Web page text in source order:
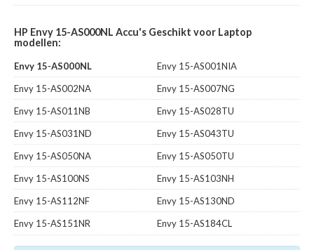
HP Envy 15-AS000NL Accu's Geschikt voor Laptop
modellen:
Envy 15-AS000NL
Envy 15-AS001NIA
Envy 15-AS002NA
Envy 15-AS007NG
Envy 15-AS011NB
Envy 15-AS028TU
Envy 15-AS031ND
Envy 15-AS043TU
Envy 15-AS050NA
Envy 15-AS050TU
Envy 15-AS100NS
Envy 15-AS103NH
Envy 15-AS112NF
Envy 15-AS130ND
Envy 15-AS151NR
Envy 15-AS184CL